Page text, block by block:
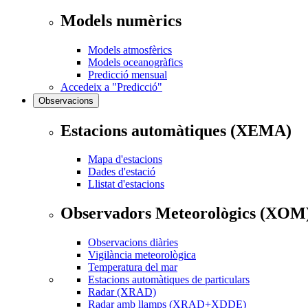
Models numèrics
Models atmosfèrics
Models oceanogràfics
Predicció mensual
Accedeix a "Predicció"
Observacions
Estacions automàtiques (XEMA)
Mapa d'estacions
Dades d'estació
Llistat d'estacions
Observadors Meteorològics
Observacions diàries
Vigilància meteorològica
Temperatura del mar
Estacions automàtiques de particulars
Radar (XRAD)
Radar amb llamps (XRAD+XDDE)